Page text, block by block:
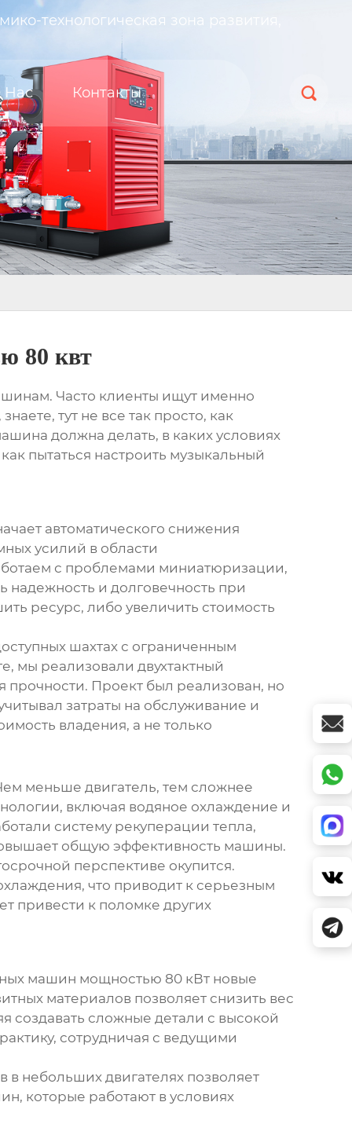
технологическая зона развития,
Нас Контакты 
80 квт
Часто клиенты ищут именно
знаете, тут не все так просто, как
должна делать, в каких условиях
пытаться настроить музыкальный
автоматического снижения
усилий в области
с проблемами миниатюризации,
надежность и долговечность при
ресурс, либо увеличить стоимость
шахтах с ограниченным
мы реализовали двухтактный
Проект был реализован, но
затраты на обслуживание и
владения, а не только
меньше двигатель, тем сложнее
включая водяное охлаждение и
систему рекуперации тепла,
общую эффективность машины.
перспективе окупится.
что приводит к серьезным
привести к поломке других
машин мощностью 80 кВтновые
материалов позволяет снизить вес
создавать сложные детали с высокой
сотрудничая с ведущими
небольших двигателях позволяет
которые работают в условиях